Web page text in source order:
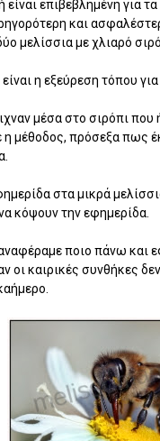
επιβεβλημένη για
και
μελίσσια με χλιαρό
η εξεύρεση τόπου
μέσα στο σιρόπι
μέθοδος, πρόσεξα πως
στα μικρά
κόψουν την εφημερίδα.
ποιο πάνω και
οι καιρικές συνθήκες